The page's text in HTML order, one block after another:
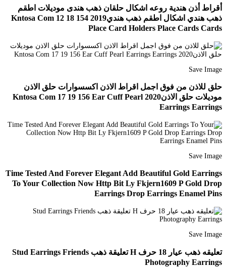
أقراط أذن هندية روعه اشكال حلقان ذهب هندى موديلات اطقم
ذهب هندي اشكال اطقم ذهب هندي2019 Kntosa Com 12 18 154
Place Card Holders Place Cards Cards
Save Image
حلق للاذن من فوق اجمل اقراط الاذن اكسسوارات حلق الاذن
موديلات حلق الاذن2020 Kntosa Com 17 19 156 Ear Cuff Pearl
Earrings Earrings
Save Image
Time Tested And Forever Elegant Add Beautiful Gold Earrings
To Your Collection Now Http Bit Ly Fkjern1609 P Gold Drop
Earrings Drop Earrings Enamel Pins
Save Image
تعليقه ذهب عيار 18 حرف H تعليقة ذهب Stud Earrings Friends
Photography Earrings